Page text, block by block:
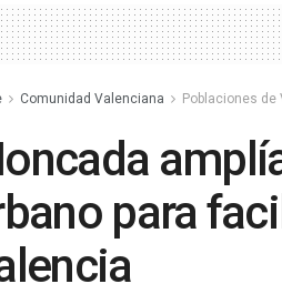
Comunidad Valenciana Poblaciones de
para